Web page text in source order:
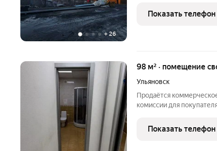
+ 26
ГРПШ до 5,5 млн куб
металлические,
Показать телефон
98 м² · помещение
Ульяновск
Продаётся
комиссии для
потолков: 2,8 м Тип
назначения Ремонт:
Показать телефон